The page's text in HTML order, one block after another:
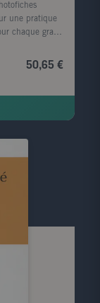
une pratique
chaque grand
format Word
les modifier.
50,65 €